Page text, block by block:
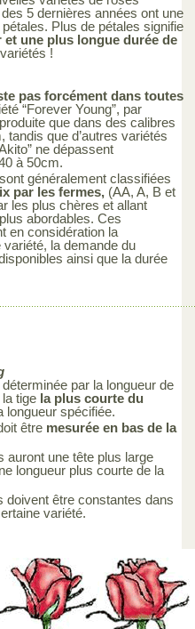
5 dernières années ont une
Plus de pétales signifie
une plus longue durée de
!
pas forcément dans toutes
“Forever Young”, par
que dans des calibres
tandis que d’autres variétés
ne dépassent
à 50cm.
généralement classifiées
par les fermes, (AA, A, B et
les plus chères et allant
abordables. Ces
en considération la
la demande du
ainsi que la durée
par la longueur de
tige la plus courte du
longueur spécifiée.
être mesurée en bas de la
auront une tête plus large
longueur plus courte de la
doivent être constantes dans
variété.